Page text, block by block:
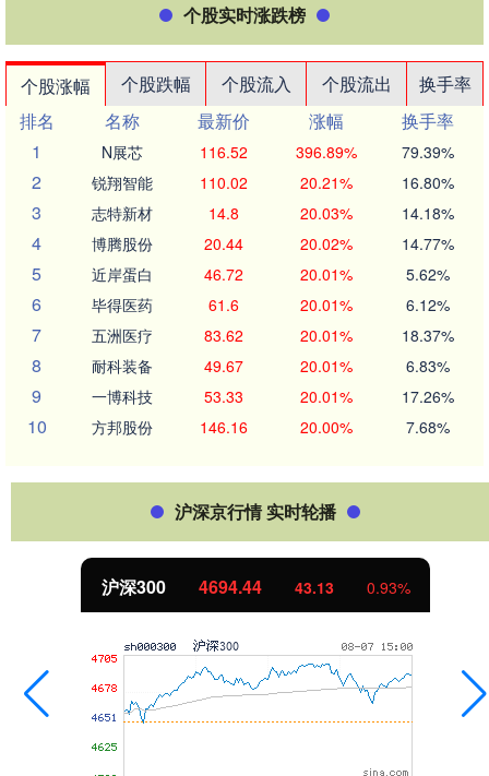
个股实时涨跌榜
个股涨幅 个股跌幅 个股流入 个股流出
换手率
排名
名称 最新价 涨幅
换手率
1
N展芯 116.52 396.89% 79.39%
2 锐翔智能 110.02 20.21% 16.80%
3 志特新材 14.8 20.03% 14.18%
4 博腾股份 20.44 20.02% 14.77%
5 近岸蛋白 46.72 20.01% 5.62%
6 毕得医药 61.6 20.01% 6.12%
7 五洲医疗 83.62 20.01% 18.37%
8 耐科装备 49.67 20.01% 6.83%
9 一博科技 53.33 20.01% 17.26%
10 方邦股份 146.16 20.00% 7.68%
沪深京行情 实时轮播
沪深300 4694.44 43.13 0.93%